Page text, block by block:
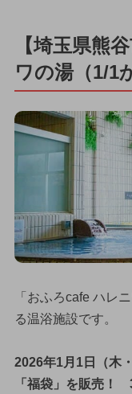
【埼玉県熊
ワの湯（1/1
「おふろcafe ハレ
る温浴施設です。
2026年1月1日（木
「福袋」を販売！